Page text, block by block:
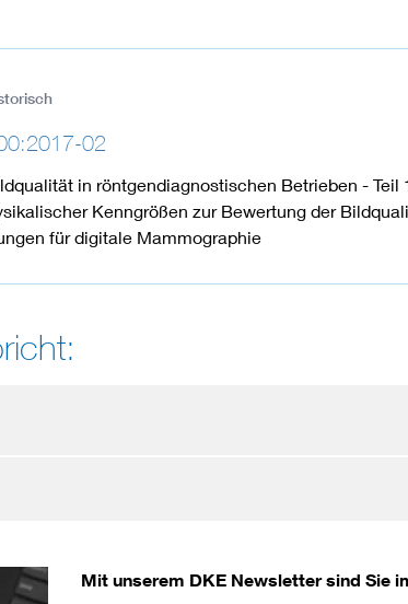
02
in röntgendiagnostischen Betrieben - Teil
Kenngrößen zur Bewertung der
für digitale Mammographie
Mit unserem DKE Newsletter sind Sie